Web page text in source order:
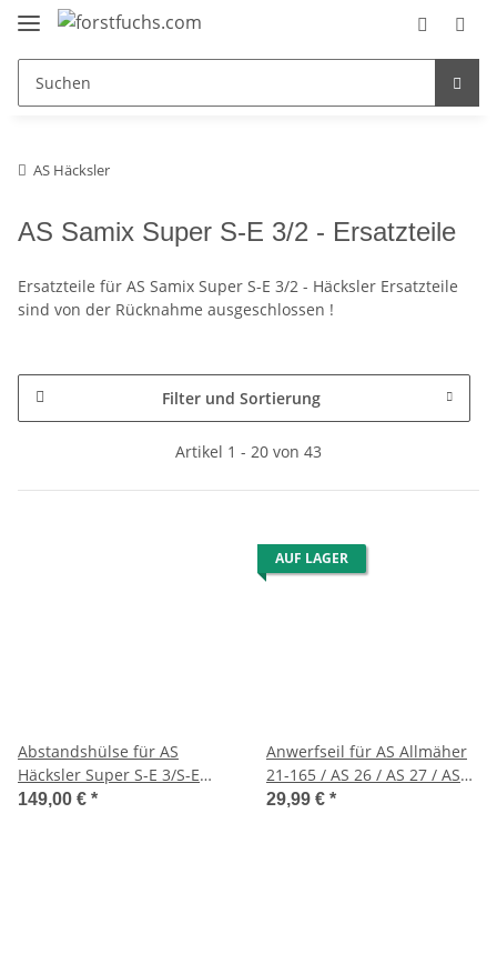
AS Häcksler
AS Samix Super S-E 3/2 - Ersatzteile
Ersatzteile für AS Samix Super S-E 3/2 - Häcksler Ersatzteile
sind von der Rücknahme ausgeschlossen !
Filter und Sortierung
Artikel 1 - 20 von 43
Abstandshülse für AS
Häcksler Super S-E 3/S-E
4/S-B 6
149,00 € *
AUF LAGER
Anwerfseil für AS Allmäher
21-165 / AS 26 / AS 27 / AS
45 / AS 53/21 AH8/28-3 usw.
29,99 € *